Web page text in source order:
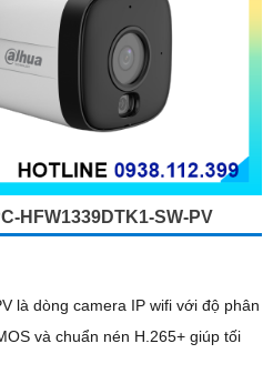
HFW1339DTK1-SW-PV
là dòng camera IP wifi với độ phân
và chuẩn nén H.265+ giúp tối